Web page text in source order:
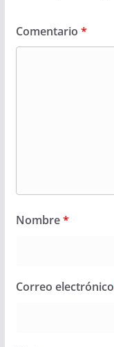
Comentario *
Nombre*
Correo electrónico